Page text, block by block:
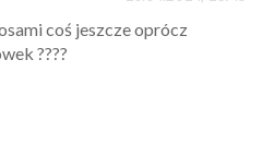
coś jeszcze oprócz
????